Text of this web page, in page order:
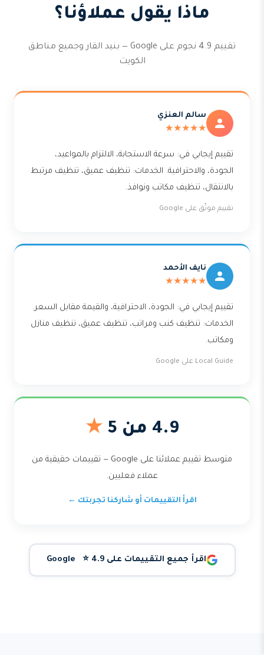
ماذا يقول عملاؤنا؟
تقييم 4.9 نجوم على Google — بنيد القار وجميع مناطق
الكويت
سالم العنزي
★★★★★
تقييم إيجابي في: سرعة الاستجابة، الالتزام بالمواعيد،
الجودة، والاحترافية. الخدمات: تنظيف عميق، تنظيف مرتبط
بالانتقال، تنظيف مكاتب ونوافذ.
تقييم موثّق على Google
نايف الأحمد
★★★★★
تقييم إيجابي في: الجودة، الاحترافية، والقيمة مقابل السعر.
الخدمات: تنظيف كنب ومراتب، تنظيف عميق، تنظيف منازل
ومكاتب.
Local Guide على Google
4.9 من 5 ★
متوسط تقييم عملائنا على Google — تقييمات حقيقية من
عملاء فعليين.
اقرأ التقييمات أو شاركنا تجربتك ←
اقرأ جميع التقييمات على Google ⭐ 4.9